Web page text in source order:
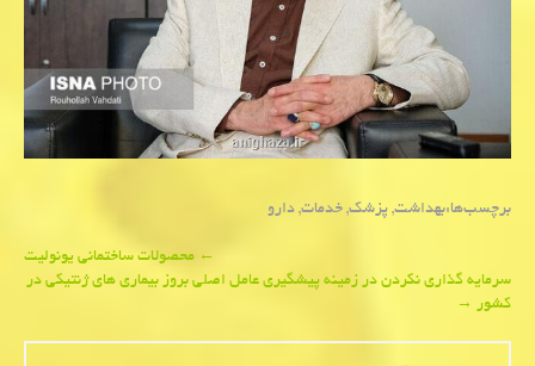
برچسب‌ها:بهداشت,پزشك,خدمات,دارو
navigation
←محصولات ساختمانی یونولیت
سرمایه گذاری نكردن در زمینه پیشگیری عامل اصلی بروز بیماری های ژنتیكی در
كشور→